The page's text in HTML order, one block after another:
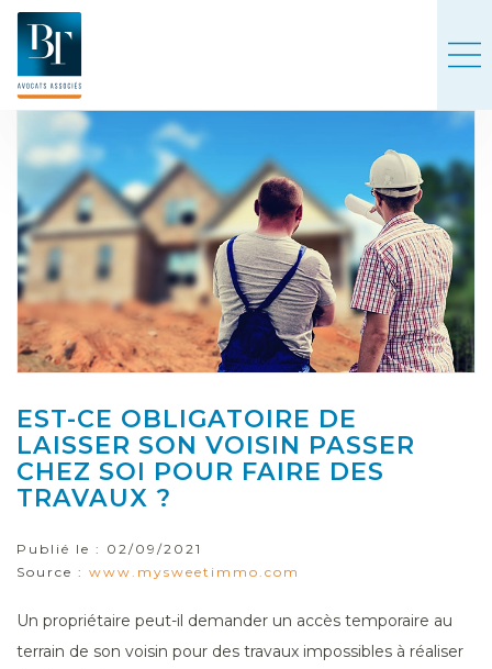
EST-CE OBLIGATOIRE DE
LAISSER SON VOISIN PASSER
CHEZ SOI POUR FAIRE DES
TRAVAUX ?
Publié le : 02/09/2021
Source : www.mysweetimmo.com
Un propriétaire peut-il demander un accès temporaire au
terrain de son voisin pour des travaux impossibles à réaliser